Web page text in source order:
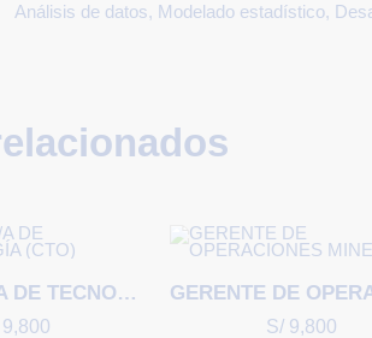
Análisis de datos, Modelado estadístico,
DIRECTOR/A DE TECNOLOGÍA (CTO)
S/9,800